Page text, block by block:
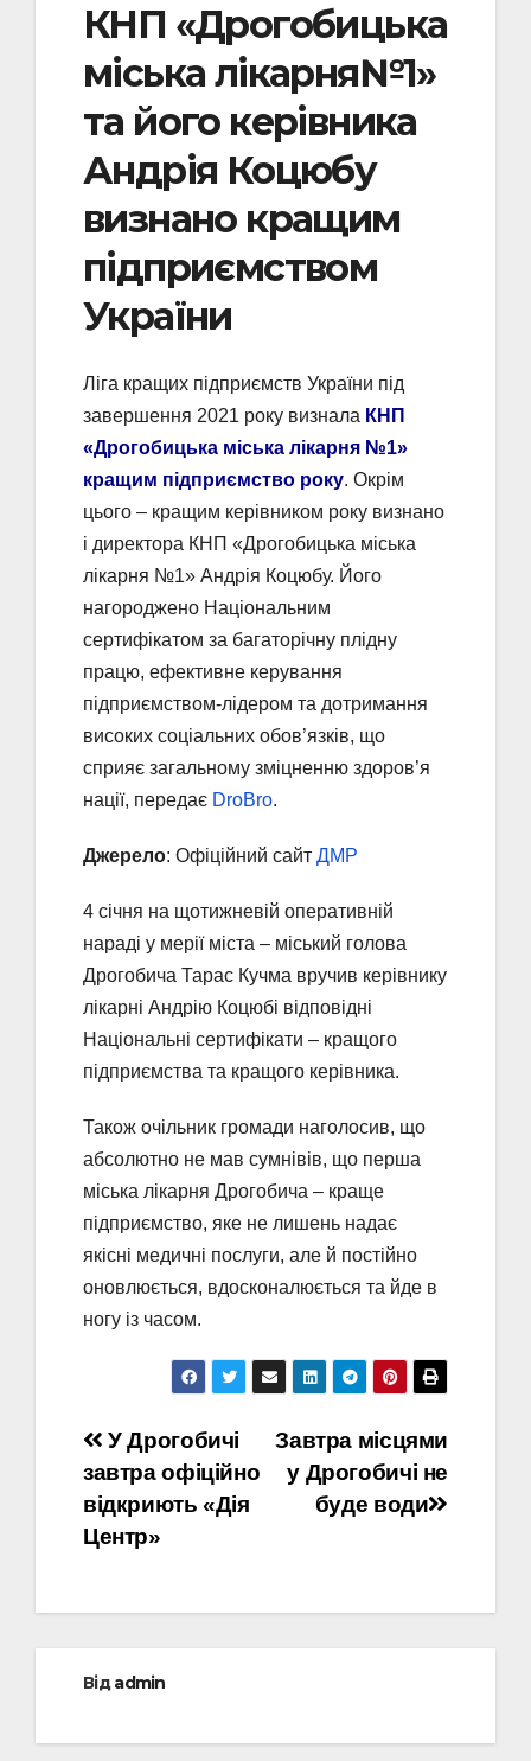
КНП «Дрогобицька
міська лікарня№1»
та його керівника
Андрія Коцюбу
визнано кращим
підприємством
України
Ліга кращих підприємств України під
завершення 2021 року визнала КНП
«Дрогобицька міська лікарня №1»
кращим підприємство року. Окрім
цього – кращим керівником року визнано
і директора КНП «Дрогобицька міська
лікарня №1» Андрія Коцюбу. Його
нагороджено Національним
сертифікатом за багаторічну плідну
працю, ефективне керування
підприємством-лідером та дотримання
високих соціальних обов’язків, що
сприяє загальному зміцненню здоров’я
нації, передає DroBro.
Джерело: Офіційний сайт ДМР
4 січня на щотижневій оперативній
нараді у мерії міста – міський голова
Дрогобича Тарас Кучма вручив керівнику
лікарні Андрію Коцюбі відповідні
Національні сертифікати – кращого
підприємства та кращого керівника.
Також очільник громади наголосив, що
абсолютно не мав сумнівів, що перша
міська лікарня Дрогобича – краще
підприємство, яке не лишень надає
якісні медичні послуги, але й постійно
оновлюється, вдосконалюється та йде в
ногу із часом.
Навігація
записів
Завтра місцями
у Дрогобичі не
буде води
У Дрогобичі
завтра офіційно
відкриють «Дія
Центр»
Відadmin